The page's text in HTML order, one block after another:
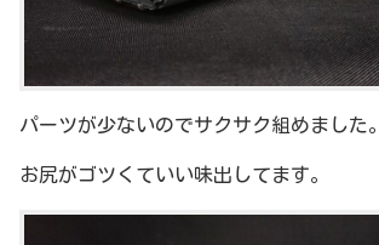
パーツが少ないのでサクサク組めました。
お尻がゴツくていい味出してます。